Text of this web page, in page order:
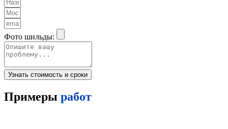
Фото шильды:
Узнать стоимость и сроки
Примеры работ